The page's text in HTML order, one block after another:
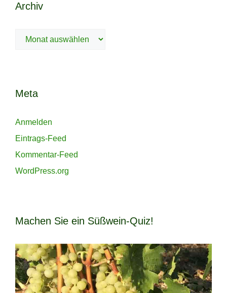
Archiv
Archiv
Meta
Anmelden
Eintrags-Feed
Kommentar-Feed
WordPress.org
Machen Sie ein Süßwein-Quiz!